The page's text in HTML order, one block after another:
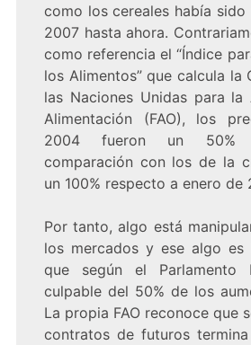
como los cereales había
2007 hasta ahora.
como referencia el “Índice
los Alimentos” que calcula la
las Naciones Unidas para
Alimentación (FAO), los
2004 fueron un 50%
comparación con los de la
un 100% respecto a enero de
Por tanto, algo está
los mercados y ese algo es
que según el Parlamento
culpable del 50% de los
La propia FAO reconoce que
contratos de futuros